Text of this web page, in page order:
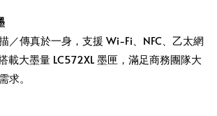
／傳真於一身，支援 Wi‑Fi、NFC、乙太網
載大墨量 LC572XL 墨匣，滿足商務團隊大
求。